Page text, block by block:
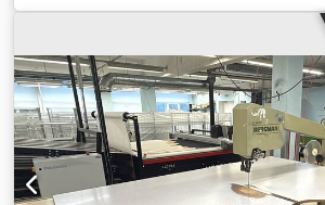
sisendvool:60 A, kogukõrgus:1 800 mm
ühendus:6 latt,